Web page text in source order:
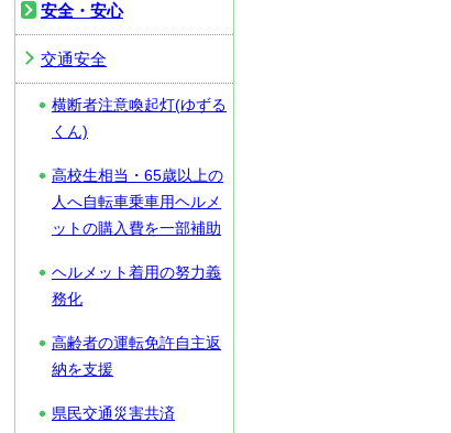
安全・安心
交通安全
横断者注意喚起灯(ゆずる
くん)
高校生相当・65歳以上の
人へ自転車乗車用ヘルメ
ットの購入費を一部補助
ヘルメット着用の努力義
務化
高齢者の運転免許自主返
納を支援
県民交通災害共済